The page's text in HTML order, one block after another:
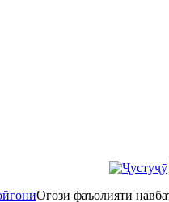
Оғози фаъолияти